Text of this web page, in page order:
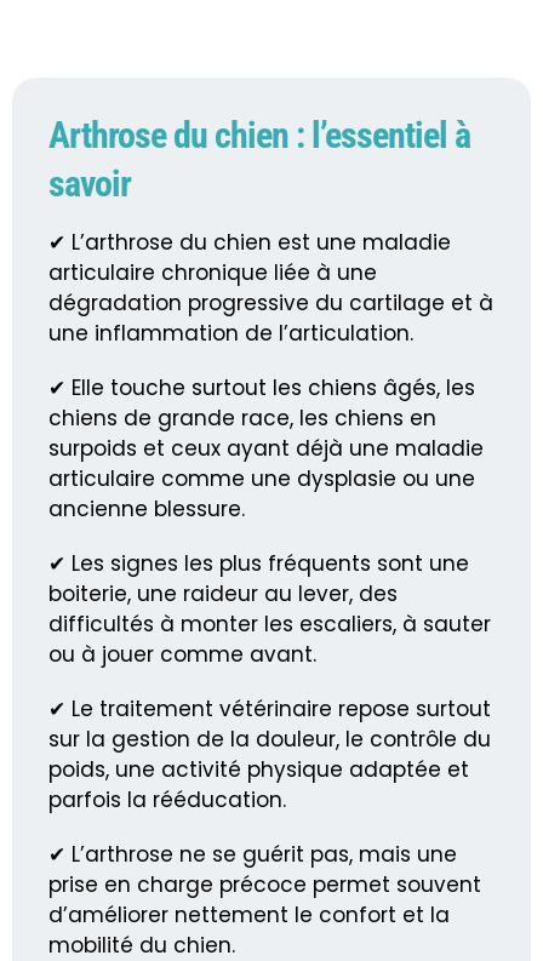
Arthrose du chien : l’essentiel à
savoir
✔ L’arthrose du chien est une maladie
articulaire chronique liée à une
dégradation progressive du cartilage et à
une inflammation de l’articulation.
✔ Elle touche surtout les chiens âgés, les
chiens de grande race, les chiens en
surpoids et ceux ayant déjà une maladie
articulaire comme une dysplasie ou une
ancienne blessure.
✔ Les signes les plus fréquents sont une
boiterie, une raideur au lever, des
difficultés à monter les escaliers, à sauter
ou à jouer comme avant.
✔ Le traitement vétérinaire repose surtout
sur la gestion de la douleur, le contrôle du
poids, une activité physique adaptée et
parfois la rééducation.
✔ L’arthrose ne se guérit pas, mais une
prise en charge précoce permet souvent
d’améliorer nettement le confort et la
mobilité du chien.